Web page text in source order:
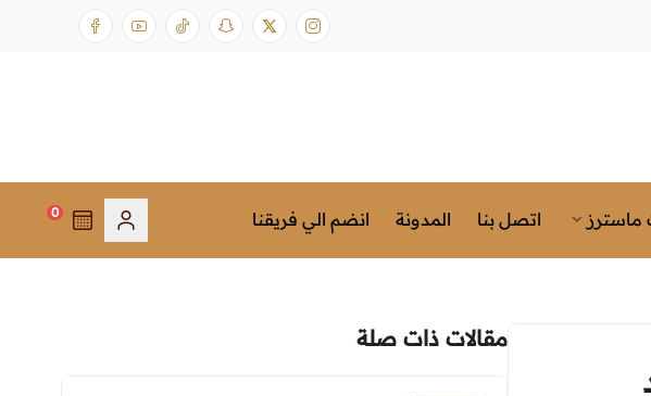
اتصل بنا المدونة انضم الي فريقنا 0
مقالات ذات صلة